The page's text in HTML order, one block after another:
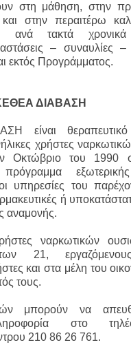
στη μάθηση, στην
στην περαιτέρω
τακτά χρονικά
– συναυλίες
εκτός Προγράμματος.
ΚΕΘΕΑ ΔΙΑΒΑΣΗ
είναι
χρήστες
Οκτώβριο του 1990
υπηρεσίες του
ή
αναμονής.
ναρκωτικών
21,
και στα μέλη του
τους.
μπορούν να
στο
210 86 26 761.